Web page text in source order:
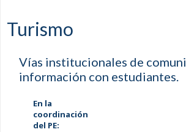
Turismo
Vías institucionales de
información con estudiantes.
En la
coordinación
del PE: